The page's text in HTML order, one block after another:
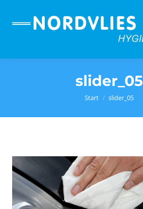
slider_05
Sie befinden sich hier:Start slider_05